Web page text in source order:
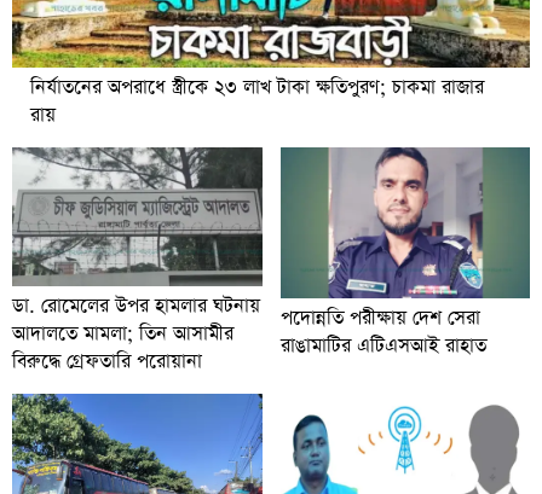
নির্যাতনের অপরাধে স্ত্রীকে ২৩ লাখ টাকা ক্ষতিপুরণ; চাকমা রাজার
রায়
ডা. রোমেলের উপর হামলার ঘটনায়
আদালতে মামলা; তিন আসামীর
বিরুদ্ধে গ্রেফতারি পরোয়ানা
পদোন্নতি পরীক্ষায় দেশ সেরা
রাঙামাটির এটিএসআই রাহাত